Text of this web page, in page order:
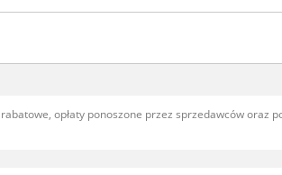
opłaty ponoszone przez sprzedawców oraz